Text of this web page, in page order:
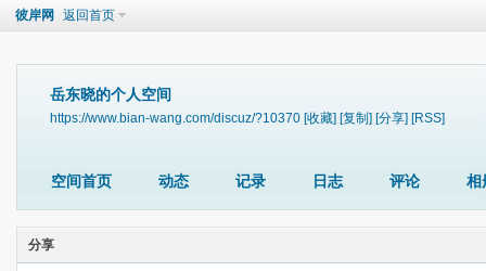
彼岸网 返回首页
岳东晓的个人空间
https://www.bian-wang.com/discuz/?10370 [收藏] [复制] [分享] [RSS]
空间首页 动态 记录 日志 评论 相
分享